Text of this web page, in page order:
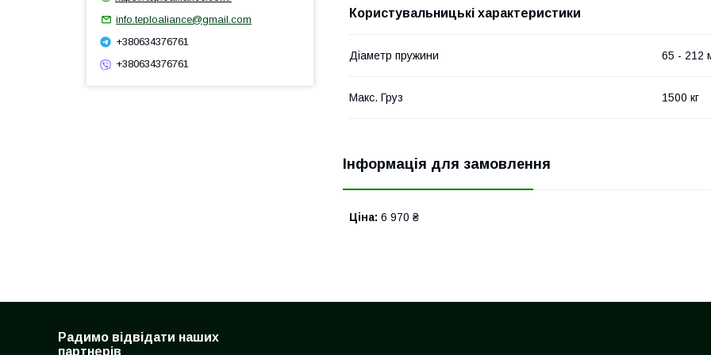
Користувальницькі характеристики
Діаметр пружини 65 - 212
Макс. Груз 1500 кг
Інформація для замовлення
Ціна: 6 970 ₴
info.teploaliance@gmail.com
+380634376761
+380634376761
Радимо відвідати наших
партнерів